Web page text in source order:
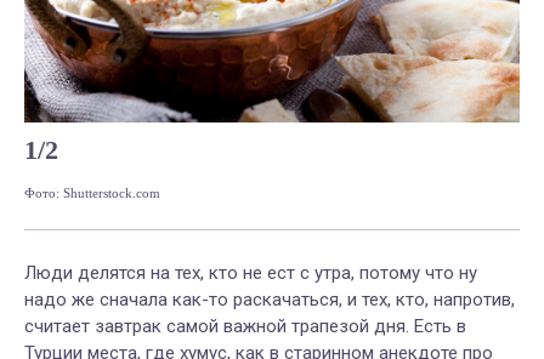
1/2
Фото: Shutterstock.com
Люди делятся на тех, кто не ест с утра, потому что ну
надо же сначала как-то раскачаться, и тех, кто, напротив,
считает завтрак самой важной трапезой дня. Есть в
Турции места, где хумус, как в старинном анекдоте про